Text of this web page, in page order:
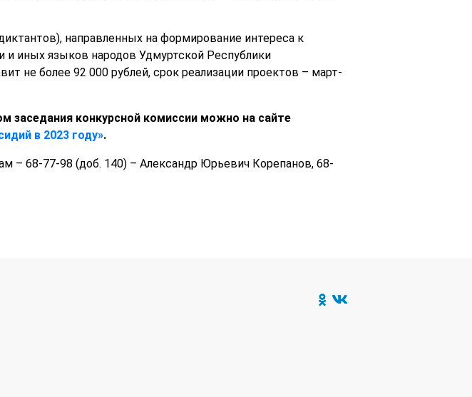
направленных на формирование интереса к
иных языков народов Удмуртской Республики
не более 92 000 рублей, срок реализации проектов – март-
заседания конкурсной комиссии можно на сайте
в 2023 году».
– 68-77-98 (доб. 140) – Александр Юрьевич Корепанов, 68-